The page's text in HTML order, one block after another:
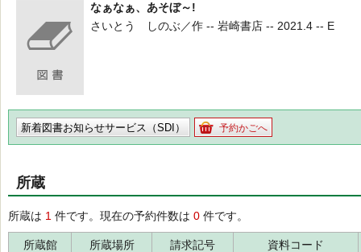
なぁなぁ、あそぼ～!
さいとう しのぶ／作 -- 岩崎書店 -- 2021.4 -- E
新着図書お知らせサービス（SDI） 予約かごへ
所蔵
所蔵は 1 件です。現在の予約件数は 0 件です。
所蔵館 所蔵場所 請求記号
資料コード